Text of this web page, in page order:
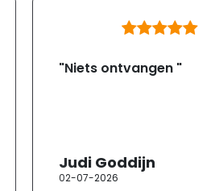
"Niets ontvangen "
Judi Goddijn
02-07-2026